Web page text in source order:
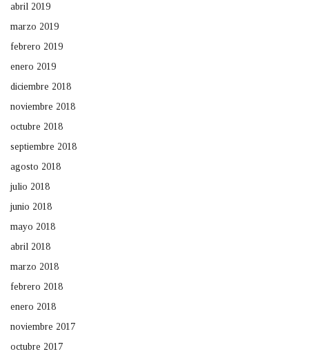
abril 2019
marzo 2019
febrero 2019
enero 2019
diciembre 2018
noviembre 2018
octubre 2018
septiembre 2018
agosto 2018
julio 2018
junio 2018
mayo 2018
abril 2018
marzo 2018
febrero 2018
enero 2018
noviembre 2017
octubre 2017